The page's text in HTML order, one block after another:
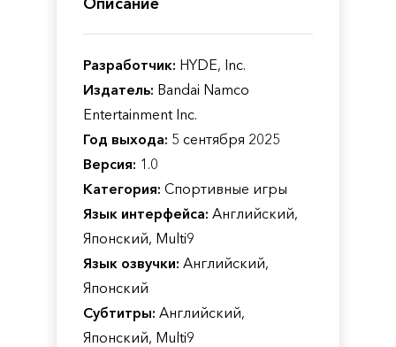
Разработчик: HYDE, Inc.
Издатель: Bandai Namco
Entertainment Inc.
Год выхода: 5 сентября 2025
Версия: 1.0
Категория: Спортивные игры
Язык интерфейса: Английский,
Японский, Multi9
Язык озвучки: Английский,
Японский
Субтитры: Английский,
Японский, Multi9